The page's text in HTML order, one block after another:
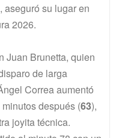
aseguró su lugar en
2026.
Juan Brunetta, quien
de larga
Correa aumentó
después (63),
joyita técnica.